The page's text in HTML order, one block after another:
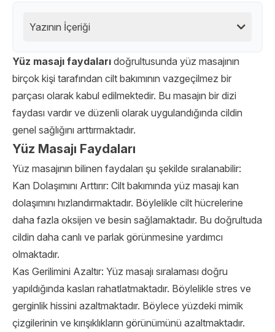
Yazının İçeriği
Yüz masajı faydaları doğrultusunda yüz masajının
birçok kişi tarafından cilt bakımının vazgeçilmez bir
parçası olarak kabul edilmektedir. Bu masajın bir dizi
faydası vardır ve düzenli olarak uygulandığında cildin
genel sağlığını arttırmaktadır.
Yüz Masajı Faydaları
Yüz masajının bilinen faydaları şu şekilde sıralanabilir:
Kan Dolaşımını Arttırır: Cilt bakımında yüz masajı kan
dolaşımını hızlandırmaktadır. Böylelikle cilt hücrelerine
daha fazla oksijen ve besin sağlamaktadır. Bu doğrultuda
cildin daha canlı ve parlak görünmesine yardımcı
olmaktadır.
Kas Gerilimini Azaltır: Yüz masajı sıralaması doğru
yapıldığında kasları rahatlatmaktadır. Böylelikle stres ve
gerginlik hissini azaltmaktadır. Böylece yüzdeki mimik
çizgilerinin ve kırışıklıkların görünümünü azaltmaktadır.